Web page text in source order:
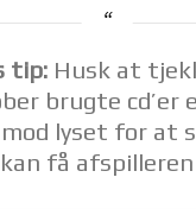
tip:Husk at
brugte cd’er
lyset for at
få